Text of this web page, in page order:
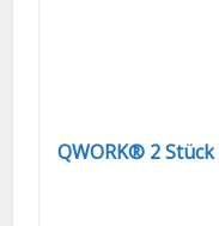
QWORK® 2